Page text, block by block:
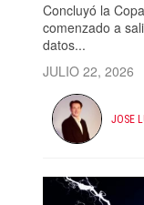
Concluyó la
comenzado a
datos...
JULIO 22, 2026
JOSE